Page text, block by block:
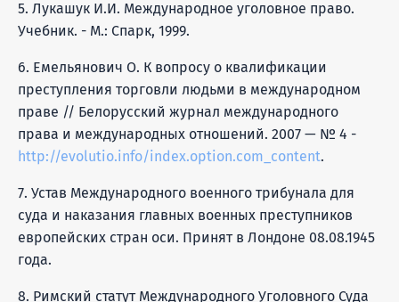
5. Лукашук И.И. Международное уголовное право.
Учебник. - М.: Спарк, 1999.
6. Емельянович О. К вопросу о квалификации
преступления торговли людьми в международном
праве // Белорусский журнал международного
права и международных отношений. 2007 — № 4 -
http://evolutio.info/index.option.com_content.
7. Устав Международного военного трибунала для
суда и наказания главных военных преступников
европейских стран оси. Принят в Лондоне 08.08.1945
года.
8. Римский статут Международного Уголовного Суда